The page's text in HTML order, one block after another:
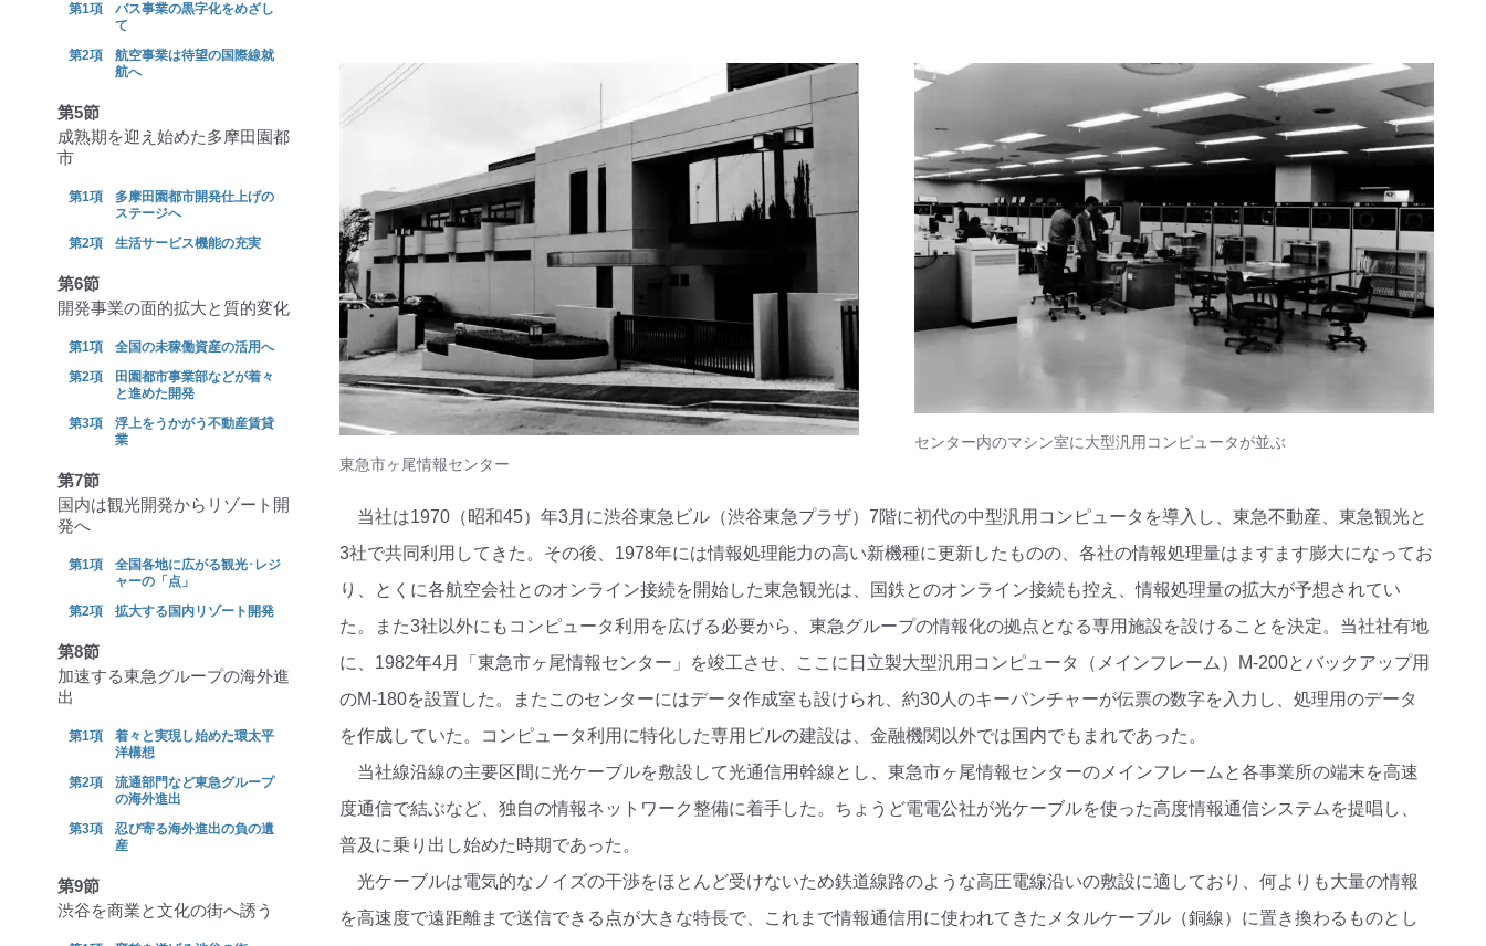
バス事業の黒字化をめざし
て
航空事業は待望の国際線就
航へ
第5節
成熟期を迎え始めた多摩田園都
市
多摩田園都市開発仕上げの
ステージへ
生活サービス機能の充実
第6節
開発事業の面的拡大と質的変化
全国の未稼働資産の活用へ
田園都市事業部などが着々
と進めた開発
浮上をうかがう不動産賃貸
業
第7節
国内は観光開発からリゾート開
発へ
全国各地に広がる観光･レジ
ャーの「点」
拡大する国内リゾート開発
第8節
加速する東急グループの海外進
出
着々と実現し始めた環太平
洋構想
流通部門など東急グループ
の海外進出
忍び寄る海外進出の負の遺
産
第9節
渋谷を商業と文化の街へ誘う
東急市ヶ尾情報センター
センター内のマシン室に大型汎用コンピュータが並ぶ
当社は1970（昭和45）年3月に渋谷東急ビル（渋谷東急プラザ）7階に初代の中型汎用コンピュータを導入し、東急不動産、東急観光と
3社で共同利用してきた。その後、1978年には情報処理能力の高い新機種に更新したものの、各社の情報処理量はますます膨大になってお
り、とくに各航空会社とのオンライン接続を開始した東急観光は、国鉄とのオンライン接続も控え、情報処理量の拡大が予想されてい
た。また3社以外にもコンピュータ利用を広げる必要から、東急グループの情報化の拠点となる専用施設を設けることを決定。当社社有地
に、1982年4月「東急市ヶ尾情報センター」を竣工させ、ここに日立製大型汎用コンピュータ（メインフレーム）M-200とバックアップ用
のM-180を設置した。またこのセンターにはデータ作成室も設けられ、約30人のキーパンチャーが伝票の数字を入力し、処理用のデータ
を作成していた。コンピュータ利用に特化した専用ビルの建設は、金融機関以外では国内でもまれであった。
当社線沿線の主要区間に光ケーブルを敷設して光通信用幹線とし、東急市ヶ尾情報センターのメインフレームと各事業所の端末を高速
度通信で結ぶなど、独自の情報ネットワーク整備に着手した。ちょうど電電公社が光ケーブルを使った高度情報通信システムを提唱し、
普及に乗り出し始めた時期であった。
光ケーブルは電気的なノイズの干渉をほとんど受けないため鉄道線路のような高圧電線沿いの敷設に適しており、何よりも大量の情報
を高速度で遠距離まで送信できる点が大きな特長で、これまで情報通信用に使われてきたメタルケーブル（銅線）に置き換わるものとし